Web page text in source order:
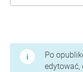
Po
edytować,